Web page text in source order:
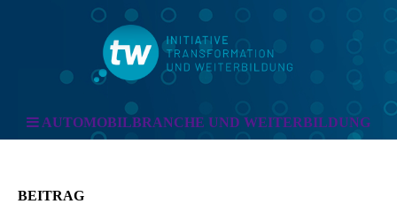
AUTOMOBILBRANCHE UND WEITERBILDUNG
BEITRAG